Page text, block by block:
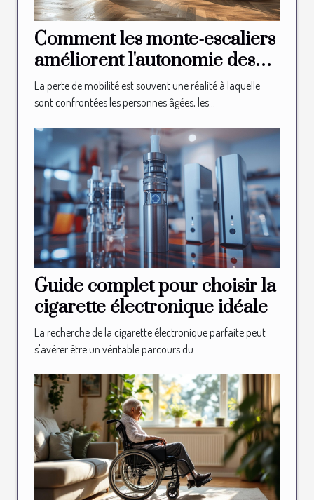
Comment les monte-escaliers
améliorent l'autonomie des
seniors
La perte de mobilité est souvent une réalité à laquelle
sont confrontées les personnes âgées, les...
Guide complet pour choisir la
cigarette électronique idéale
La recherche de la cigarette électronique parfaite peut
s'avérer être un véritable parcours du...